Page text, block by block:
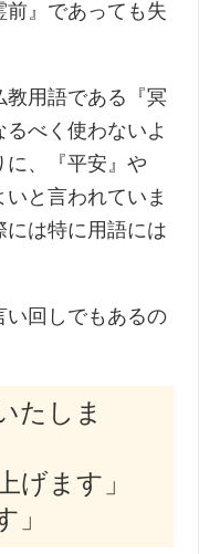
前』であっても失
教用語である『冥
べく使わないよ
に、『平安』や
いと言われていま
は特に用語には
い回しでもあるの
たしま
げます」
」